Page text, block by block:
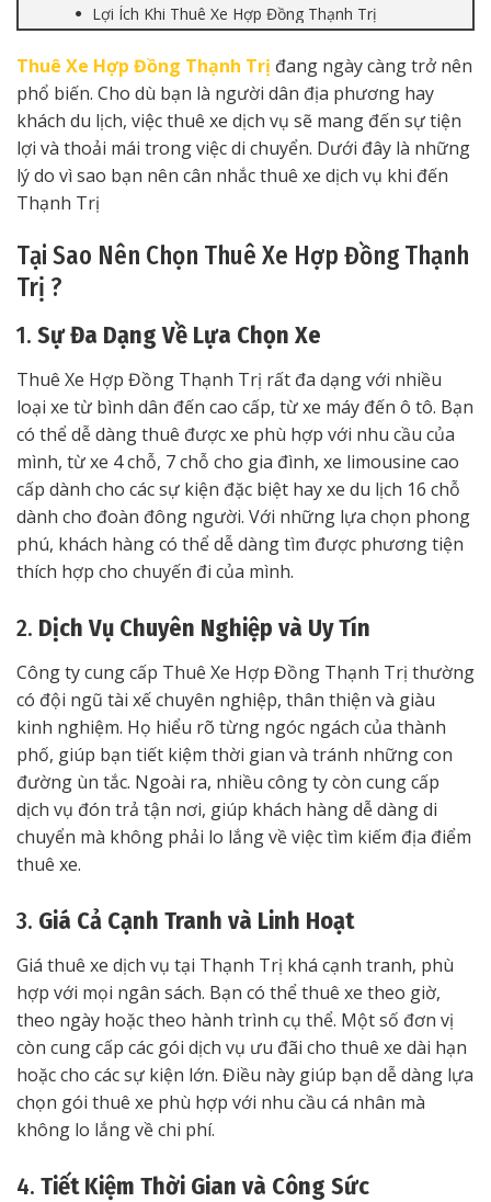
Lợi Ích Khi Thuê Xe Hợp Đồng Thạnh Trị
Thuê Xe Hợp Đồng Thạnh Trị đang ngày càng trở nên
phổ biến. Cho dù bạn là người dân địa phương hay
khách du lịch, việc thuê xe dịch vụ sẽ mang đến sự tiện
lợi và thoải mái trong việc di chuyển. Dưới đây là những
lý do vì sao bạn nên cân nhắc thuê xe dịch vụ khi đến
Thạnh Trị
Tại Sao Nên Chọn Thuê Xe Hợp Đồng Thạnh
Trị ?
1. Sự Đa Dạng Về Lựa Chọn Xe
Thuê Xe Hợp Đồng Thạnh Trị rất đa dạng với nhiều
loại xe từ bình dân đến cao cấp, từ xe máy đến ô tô. Bạn
có thể dễ dàng thuê được xe phù hợp với nhu cầu của
mình, từ xe 4 chỗ, 7 chỗ cho gia đình, xe limousine cao
cấp dành cho các sự kiện đặc biệt hay xe du lịch 16 chỗ
dành cho đoàn đông người. Với những lựa chọn phong
phú, khách hàng có thể dễ dàng tìm được phương tiện
thích hợp cho chuyến đi của mình.
2. Dịch Vụ Chuyên Nghiệp và Uy Tín
Công ty cung cấp Thuê Xe Hợp Đồng Thạnh Trị thường
có đội ngũ tài xế chuyên nghiệp, thân thiện và giàu
kinh nghiệm. Họ hiểu rõ từng ngóc ngách của thành
phố, giúp bạn tiết kiệm thời gian và tránh những con
đường ùn tắc. Ngoài ra, nhiều công ty còn cung cấp
dịch vụ đón trả tận nơi, giúp khách hàng dễ dàng di
chuyển mà không phải lo lắng về việc tìm kiếm địa điểm
thuê xe.
3. Giá Cả Cạnh Tranh và Linh Hoạt
Giá thuê xe dịch vụ tại Thạnh Trị khá cạnh tranh, phù
hợp với mọi ngân sách. Bạn có thể thuê xe theo giờ,
theo ngày hoặc theo hành trình cụ thể. Một số đơn vị
còn cung cấp các gói dịch vụ ưu đãi cho thuê xe dài hạn
hoặc cho các sự kiện lớn. Điều này giúp bạn dễ dàng lựa
chọn gói thuê xe phù hợp với nhu cầu cá nhân mà
không lo lắng về chi phí.
4. Tiết Kiệm Thời Gian và Công Sức